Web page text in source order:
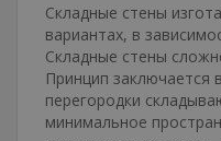
Складные стены
вариантах, в
Складные стены
Принцип заключается
перегородки
минимальное
Обязательные
выполнять
такие как вход в
учетной
использоваться
обязательных